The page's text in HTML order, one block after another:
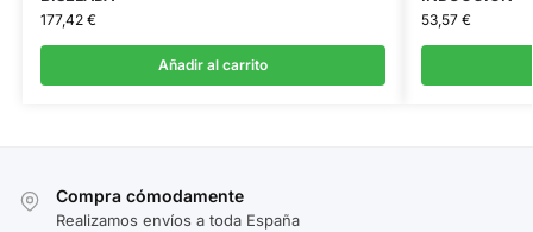
177,42 €
Añadir al carrito
53,57 €
Compra cómodamente
Realizamos envíos a toda España